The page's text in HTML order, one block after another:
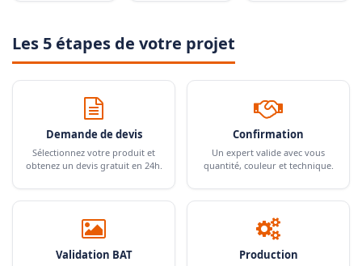
Les 5 étapes de votre projet
Demande de devis
Sélectionnez votre produit et
obtenez un devis gratuit en 24h.
Confirmation
Un expert valide avec vous
quantité, couleur et technique.
Validation BAT Production